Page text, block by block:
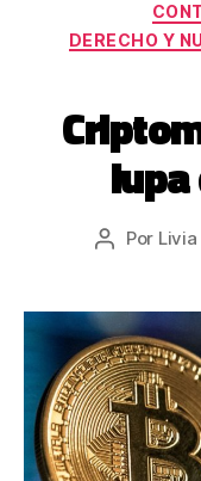
DERECHO Y
lupa
Por Livia